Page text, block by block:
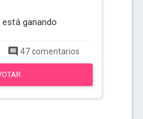
ganando
47 comentarios